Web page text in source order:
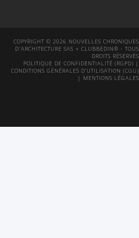
COPYRIGHT © 2026 NOUVELLES CHRONIQUES
D'ARCHITECTURE SAS + CLUBBEDIN® - TOUS
DROITS RÉSERVÉS
POLITIQUE DE CONFIDENTIALITÉ (RGPD) |
CONDITIONS GÉNÉRALES D’UTILISATION (CGU)
| MENTIONS LÉGALES